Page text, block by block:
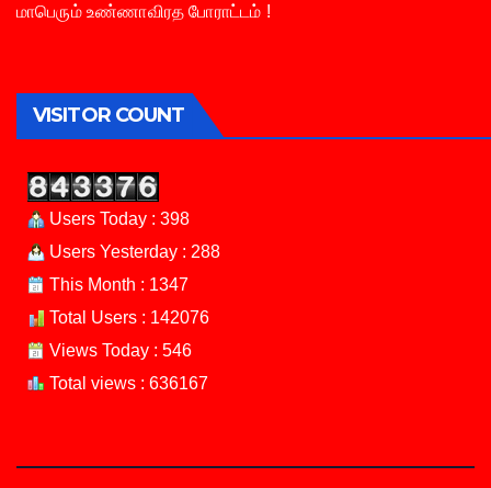
மாபெரும் உண்ணாவிரத போராட்டம் !
VISITOR COUNT
Users Today : 398
Users Yesterday : 288
This Month : 1347
Total Users : 142076
Views Today : 546
Total views : 636167